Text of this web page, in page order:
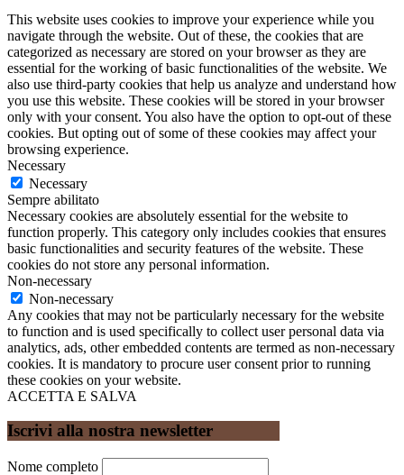
This website uses cookies to improve your experience while you
navigate through the website. Out of these, the cookies that are
categorized as necessary are stored on your browser as they are
essential for the working of basic functionalities of the website. We
also use third-party cookies that help us analyze and understand how
you use this website. These cookies will be stored in your browser
only with your consent. You also have the option to opt-out of these
cookies. But opting out of some of these cookies may affect your
browsing experience.
Necessary
Necessary
Sempre abilitato
Necessary cookies are absolutely essential for the website to
function properly. This category only includes cookies that ensures
basic functionalities and security features of the website. These
cookies do not store any personal information.
Non-necessary
Non-necessary
Any cookies that may not be particularly necessary for the website
to function and is used specifically to collect user personal data via
analytics, ads, other embedded contents are termed as non-necessary
cookies. It is mandatory to procure user consent prior to running
these cookies on your website.
ACCETTA E SALVA
Iscrivi alla nostra newsletter
Nome completo